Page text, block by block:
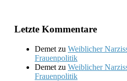
Letzte Kommentare
Demet zu Weiblicher
Frauenpolitik
Demet zu Weiblicher
Frauenpolitik